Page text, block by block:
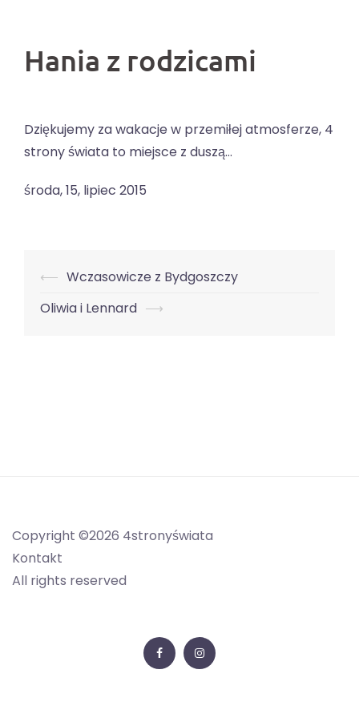
Hania z rodzicami
Dziękujemy za wakacje w przemiłej atmosferze, 4
strony świata to miejsce z duszą…
środa, 15, lipiec 2015
Nawigacja
wpisu
⟵ Wczasowicze z Bydgoszczy
Oliwia i Lennard ⟶
Copyright ©2026 4stronyświata
Kontakt
All rights reserved
FacebookInstagram